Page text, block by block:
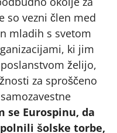
so vezni člen med
mladih s svetom
ki jim
želijo,
za sproščeno
se Eurospinu, da
šolske torbe,